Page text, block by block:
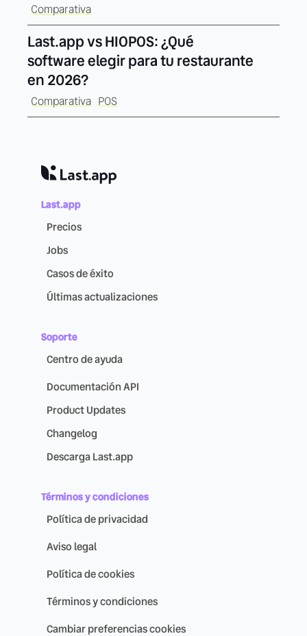
Comparativa
Last.app vs HIOPOS: ¿Qué
software elegir para tu restaurante
en 2026?
Comparativa POS
Last.app
Precios
Jobs
Casos de éxito
Últimas actualizaciones
Soporte
Centro de ayuda
Documentación API
Product Updates
Changelog
Descarga Last.app
Términos y condiciones
Política de privacidad
Aviso legal
Política de cookies
Términos y condiciones
Cambiar preferencias cookies